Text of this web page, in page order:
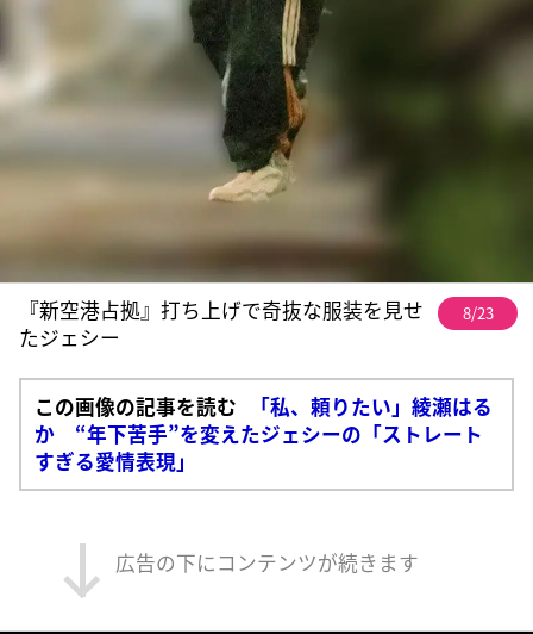
『新空港占拠』打ち上げで奇抜な服装を見せ
たジェシー
8/23
この画像の記事を読む
「私、頼りたい」綾瀬はる
か “年下苦手”を変えたジェシーの「ストレート
すぎる愛情表現」
広告の下にコンテンツが続きます